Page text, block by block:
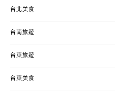
台北美食
台南旅遊
台東旅遊
台東美食